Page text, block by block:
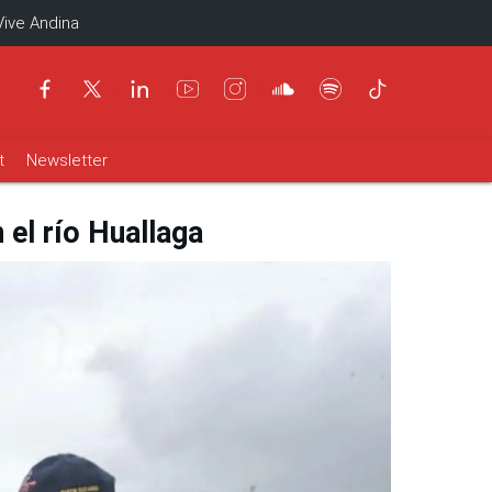
Andina
Newsletter
el río Huallaga